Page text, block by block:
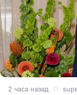
2 часа назад